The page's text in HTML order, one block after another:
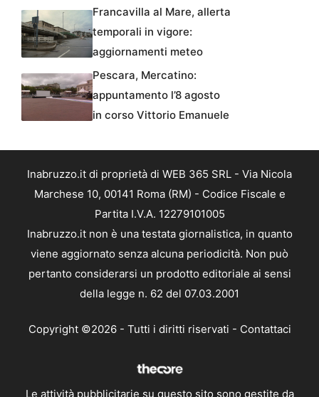
Francavilla al Mare, allerta
temporali in vigore:
aggiornamenti meteo
Pescara, Mercatino:
appuntamento l’8 agosto
in corso Vittorio Emanuele
Inabruzzo.it di proprietà di WEB 365 SRL - Via Nicola
Marchese 10, 00141 Roma (RM) - Codice Fiscale e
Partita I.V.A. 12279101005
Inabruzzo.it non è una testata giornalistica, in quanto
viene aggiornato senza alcuna periodicità. Non può
pertanto considerarsi un prodotto editoriale ai sensi
della legge n. 62 del 07.03.2001
Copyright ©2026 - Tutti i diritti riservati - Contattaci
Le attività pubblicitarie su questo sito sono gestite da